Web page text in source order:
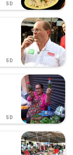
5D
5D
5D